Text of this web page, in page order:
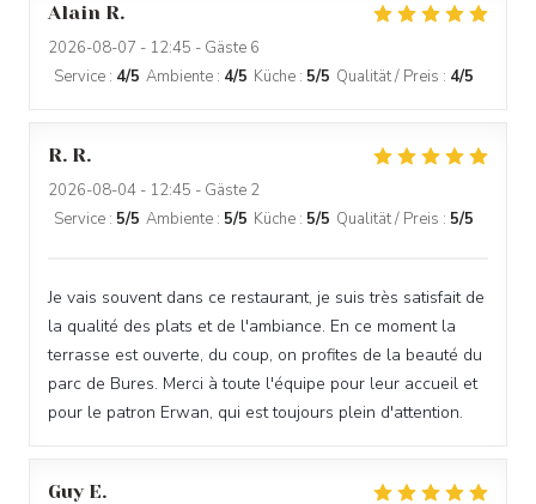
Alain R
2026-08-07 - 12:45 - Gäste 6
Service : 4/5 Ambiente : 4/5 Küche : 5/5 Qualität / Preis : 4/5
R. R
2026-08-04 - 12:45 - Gäste 2
Service : 5/5 Ambiente : 5/5 Küche : 5/5 Qualität / Preis : 5/5
Je vais souvent dans ce restaurant, je suis très satisfait de
la qualité des plats et de l'ambiance. En ce moment la
terrasse est ouverte, du coup, on profites de la beauté du
parc de Bures. Merci à toute l'équipe pour leur accueil et
pour le patron Erwan, qui est toujours plein d'attention.
Guy E
LA GRANDE MAISON